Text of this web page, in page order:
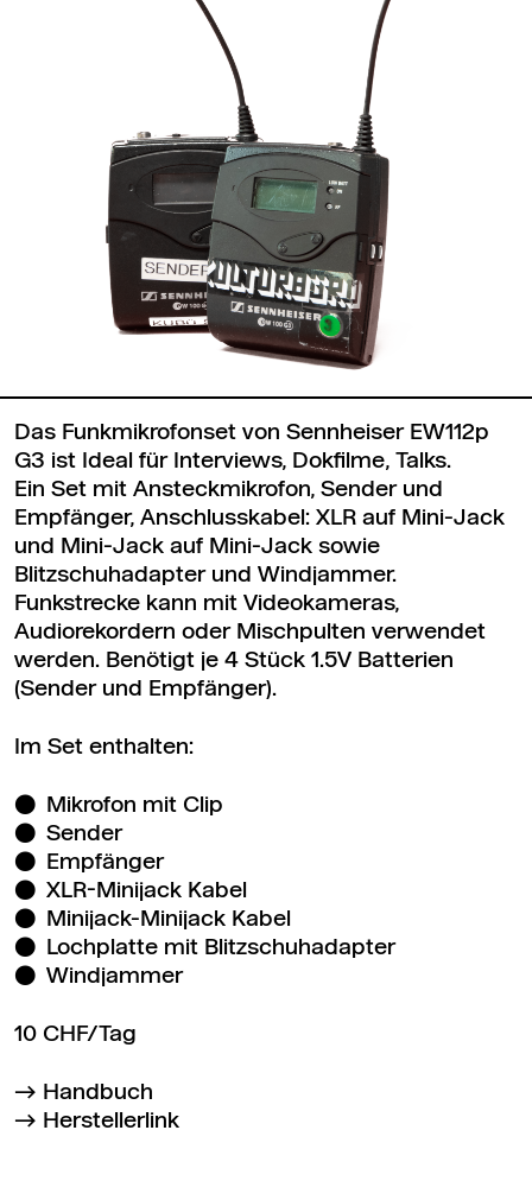
Das Funkmikrofonset von Sennheiser EW112p
G3 ist Ideal für Interviews, Dokfilme, Talks.
Ein Set mit Ansteckmikrofon, Sender und
Empfänger, Anschlusskabel: XLR auf Mini-Jack
und Mini-Jack auf Mini-Jack sowie
Blitzschuhadapter und Windjammer.
Funkstrecke kann mit Videokameras,
Audiorekordern oder Mischpulten verwendet
werden. Benötigt je 4 Stück 1.5V Batterien
(Sender und Empfänger).
Im Set enthalten:
Mikrofon mit Clip
Sender
Empfänger
XLR-Minijack Kabel
Minijack-Minijack Kabel
Lochplatte mit Blitzschuhadapter
Windjammer
10 CHF/Tag
Handbuch
Herstellerlink